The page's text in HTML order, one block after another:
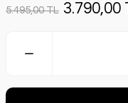
5.495,00 TL 3.790,00